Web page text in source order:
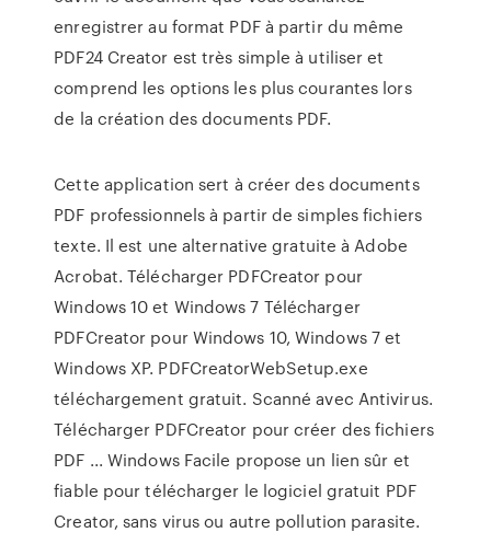
enregistrer au format PDF à partir du même
PDF24 Creator est très simple à utiliser et
comprend les options les plus courantes lors
de la création des documents PDF.
Cette application sert à créer des documents
PDF professionnels à partir de simples fichiers
texte. Il est une alternative gratuite à Adobe
Acrobat. Télécharger PDFCreator pour
Windows 10 et Windows 7 Télécharger
PDFCreator pour Windows 10, Windows 7 et
Windows XP. PDFCreatorWebSetup.exe
téléchargement gratuit. Scanné avec Antivirus.
Télécharger PDFCreator pour créer des fichiers
PDF ... Windows Facile propose un lien sûr et
fiable pour télécharger le logiciel gratuit PDF
Creator, sans virus ou autre pollution parasite.